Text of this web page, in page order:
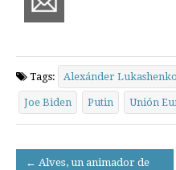
Tags: Alexánder Lukashenko
Joe Biden Putin Unión
Post
← Alves, un animador de